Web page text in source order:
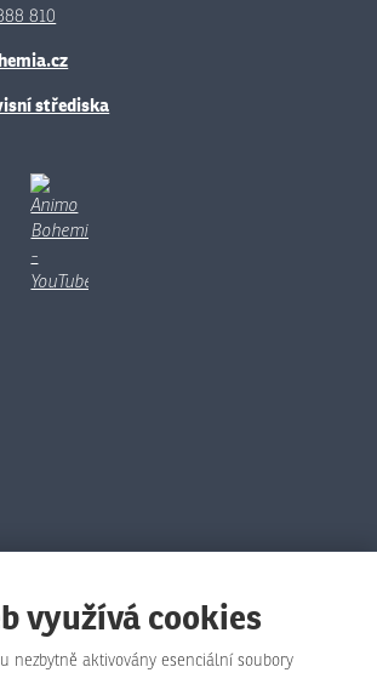
810
střediska
využívá cookies
nezbytně aktivovány esenciální soubory